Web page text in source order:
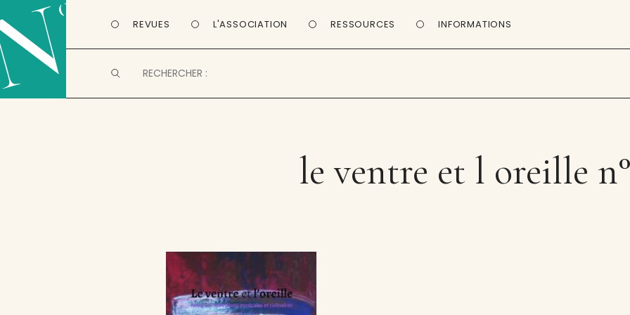
REVUES L'ASSOCIATION RESSOURCES INFORMATIONS
le ventre et l oreille